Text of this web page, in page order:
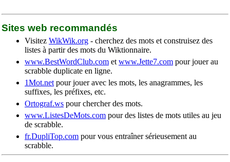
Sites web recommandés
Visitez WikWik.org - cherchez des mots et construisez des
listes à partir des mots du Wiktionnaire.
www.BestWordClub.com et www.Jette7.com pour jouer au
scrabble duplicate en ligne.
1Mot.net pour jouer avec les mots, les anagrammes, les
suffixes, les préfixes, etc.
Ortograf.ws pour chercher des mots.
www.ListesDeMots.com pour des listes de mots utiles au jeu
de scrabble.
fr.DupliTop.com pour vous entraîner sérieusement au
scrabble.